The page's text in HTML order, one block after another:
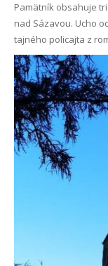
Pamätník obsahuje
nad Sázavou. Ucho
tajného policajta z